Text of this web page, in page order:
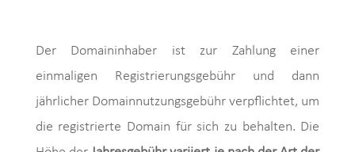
Der Domaininhaber ist zur Zahlung einer
einmaligen Registrierungsgebühr und dann
jährlicher Domain­nutzungsgebühr verpflichtet, um
die registrierte Domain für sich zu behalten. Die